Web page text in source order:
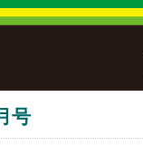
号